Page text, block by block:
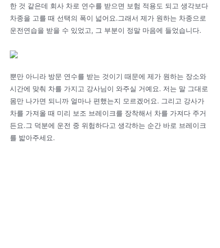
한 것 같은데 회사 차로 연수를 받으면 보험 적용도 되고 생각보다
차종을 고를 때 선택의 폭이 넓어요.그래서 제가 원하는 차종으로
운전연습을 받을 수 있었고, 그 부분이 정말 마음에 들었습니다.
뿐만 아니라 방문 연수를 받는 것이기 때문에 제가 원하는 장소와
시간에 맞춰 차를 가지고 강사님이 와주실 거예요. 저는 말 그대로
몸만 나가면 되니까 얼마나 편했는지 모르겠어요. 그리고 강사가
차를 가져올 때 미리 보조 브레이크를 장착해서 차를 가져다 주거
든요.그 덕분에 운전 중 위험하다고 생각하는 순간 바로 브레이크
를 밟아주세요.